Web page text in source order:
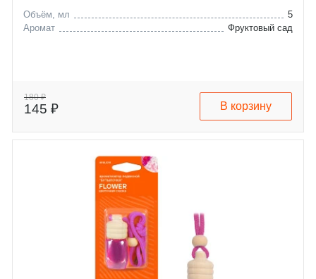
Объём, мл
5
Аромат
Фруктовый сад
180 ₽
145 ₽ В корзину